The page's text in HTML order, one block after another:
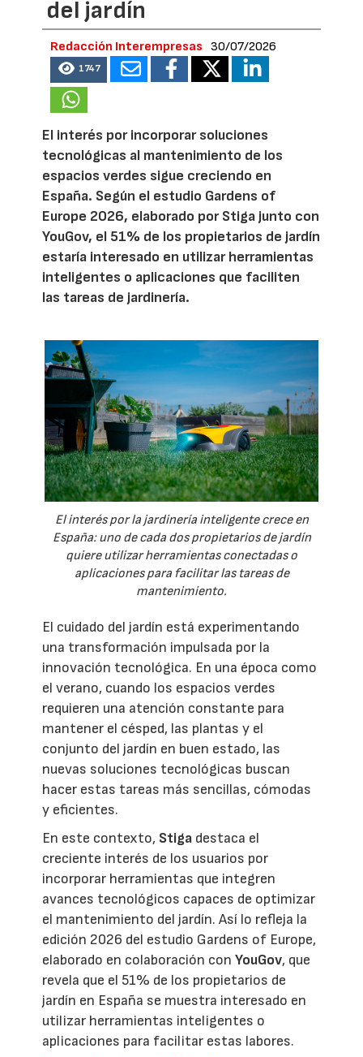
del jardín
Redacción Interempresas 30/07/2026
1747
El interés por incorporar soluciones
tecnológicas al mantenimiento de los
espacios verdes sigue creciendo en
España. Según el estudio Gardens of
Europe 2026, elaborado por Stiga junto con
YouGov, el 51% de los propietarios de jardín
estaría interesado en utilizar herramientas
inteligentes o aplicaciones que faciliten
las tareas de jardinería.
El interés por la jardinería inteligente crece en
España: uno de cada dos propietarios de jardín
quiere utilizar herramientas conectadas o
aplicaciones para facilitar las tareas de
mantenimiento.
El cuidado del jardín está experimentando
una transformación impulsada por la
innovación tecnológica. En una época como
el verano, cuando los espacios verdes
requieren una atención constante para
mantener el césped, las plantas y el
conjunto del jardín en buen estado, las
nuevas soluciones tecnológicas buscan
hacer estas tareas más sencillas, cómodas
y eficientes.
En este contexto, Stiga destaca el
creciente interés de los usuarios por
incorporar herramientas que integren
avances tecnológicos capaces de optimizar
el mantenimiento del jardín. Así lo refleja la
edición 2026 del estudio Gardens of Europe,
elaborado en colaboración conYouGov, que
revela que el 51% de los propietarios de
jardín en España se muestra interesado en
utilizar herramientas inteligentes o
aplicaciones para facilitar estas labores.